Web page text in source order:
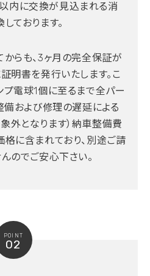
内に交換が見込まれる消
ております。
らも、3ヶ月の完全保証が
明書を発行いたします。こ
プ電球1個に至るまで全パー
備および修理の遅延による
外となります）納車整備費
に含まれており、別途ご請
のでご安心下さい。
POINT
02